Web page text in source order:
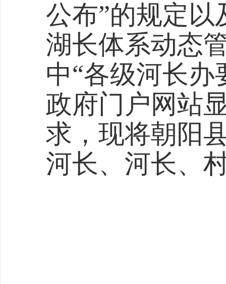
公布”的规定
湖长体系动态
中“各级河长
政府门户网站
求，现将朝阳
河长、河长、